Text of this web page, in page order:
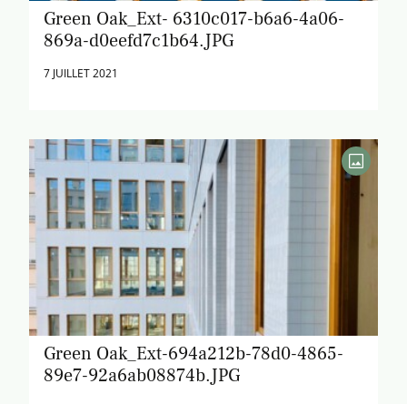
Green Oak_Ext- 6310c017-b6a6-4a06-
869a-d0eefd7c1b64.JPG
7 JUILLET 2021
Green Oak_Ext-694a212b-78d0-4865-
89e7-92a6ab08874b.JPG